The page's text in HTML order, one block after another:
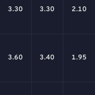
3.30 3.30 2.10
3.60 3.40 1.95